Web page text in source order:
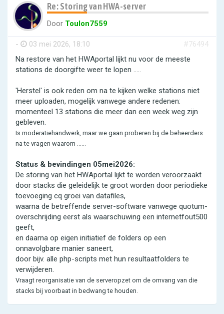
Re: Storing van HWA-server
Door Toulon7559
- 03 mei 2026, 18:10
#76494
Na restore van het HWAportal lijkt nu voor de meeste
stations de doorgifte weer te lopen .....
'Herstel' is ook reden om na te kijken welke stations niet
meer uploaden, mogelijk vanwege andere redenen:
momenteel 13 stations die meer dan een week weg zijn
gebleven.
Is moderatiehandwerk, maar we gaan proberen bij de beheerders
na te vragen waarom ......
Status & bevindingen 05mei2026:
De storing van het HWAportal lijkt te worden veroorzaakt
door stacks die geleidelijk te groot worden door periodieke
toevoeging cq groei van datafiles,
waarna de betreffende server-software vanwege quotum-
overschrijding eerst als waarschuwing een internetfout500
geeft,
en daarna op eigen initiatief de folders op een
onnavolgbare manier saneert,
door bijv. alle php-scripts met hun resultaatfolders te
verwijderen.
Vraagt reorganisatie van de serveropzet om de omvang van die
stacks bij voorbaat in bedwang te houden.